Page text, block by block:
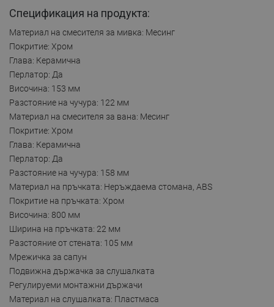
Спецификация на продукта:
Материал на смесителя за мивка: Месинг
Покритие: Хром
Глава: Керамична
Перлатор: Да
Височина: 153 мм
Разстояние на чучура: 122 мм
Материал на смесителя за вана: Месинг
Покритие: Хром
Глава: Керамична
Перлатор: Да
Разстояние на чучура: 158 мм
Материал на пръчката: Неръждаема стомана, ABS
Покритие на пръчката: Хром
Височина: 800 мм
Ширина на пръчката: 22 мм
Разстояние от стената: 105 мм
Мрежичка за сапун
Подвижна държачка за слушалката
Регулируеми монтажни държачи
Материал на слушалката: Пластмаса